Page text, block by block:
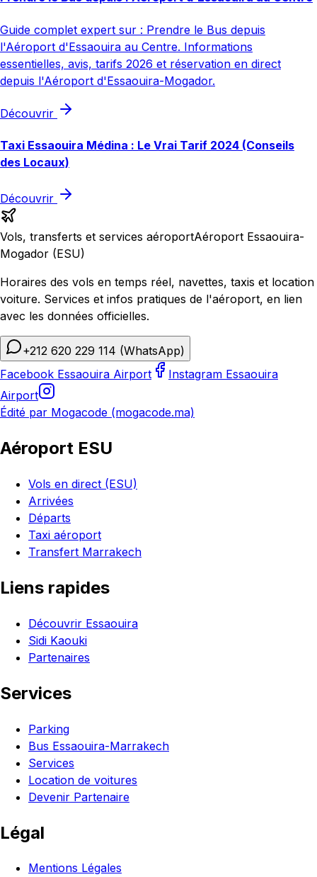
Guide complet expert sur : Prendre le Bus depuis
l'Aéroport d'Essaouira au Centre. Informations
essentielles, avis, tarifs 2026 et réservation en direct
depuis l'Aéroport d'Essaouira-Mogador.
Découvrir
Taxi Essaouira Médina : Le Vrai Tarif 2024 (Conseils
des Locaux)
Découvrir
Vols, transferts et services aéroportAéroport Essaouira-
Mogador (ESU)
Horaires des vols en temps réel, navettes, taxis et location
voiture. Services et infos pratiques de l'aéroport, en lien
avec les données officielles.
+212 620 229 114 (WhatsApp)
Facebook Essaouira Airport
Instagram Essaouira
Airport
Édité par Mogacode (mogacode.ma)
Aéroport ESU
Vols en direct (ESU)
Arrivées
Départs
Taxi aéroport
Transfert Marrakech
Liens rapides
Découvrir Essaouira
Sidi Kaouki
Partenaires
Services
Parking
Bus Essaouira-Marrakech
Services
Location de voitures
Devenir Partenaire
Légal
Mentions Légales